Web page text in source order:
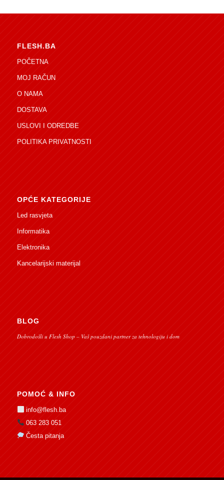
FLESH.BA
POČETNA
MOJ RAČUN
O NAMA
DOSTAVA
USLOVI I ODREDBE
POLITIKA PRIVATNOSTI
OPĆE KATEGORIJE
Led rasvjeta
Informatika
Elektronika
Kancelarijski materijal
BLOG
Dobrodošli u Flesh Shop – Vaš pouzdani partner za tehnologiju i dom
POMOĆ & INFO
info@flesh.ba
063 283 051
Česta pitanja